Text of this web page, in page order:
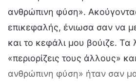
ανθρώπινη φύση».
επικεφαλής, ένιωσα σαν να
και το κεφάλι μου βούιζε. Τα
«περιορίζεις τους άλλους»
ανθρώπινη φύση» ήταν σαν